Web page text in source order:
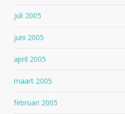
juli 2005
juni 2005
april 2005
maart 2005
februari 2005